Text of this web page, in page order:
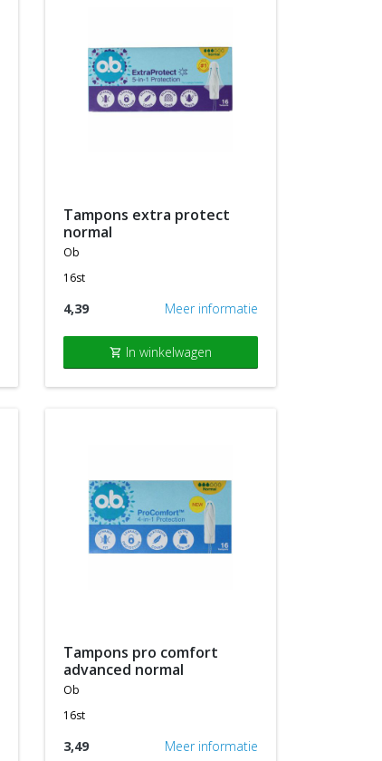
tampons extra protect
normal
ob
16st
4,39 Meer informatie
shopping_cart In winkelwagen
tampons pro comfort
advanced normal
ob
16st
3,49 Meer informatie